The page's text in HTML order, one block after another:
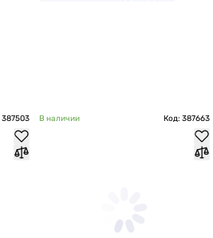
387503 В наличии Код: 387663